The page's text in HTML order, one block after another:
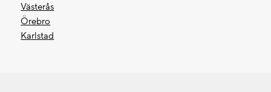
Västerås
Örebro
Karlstad